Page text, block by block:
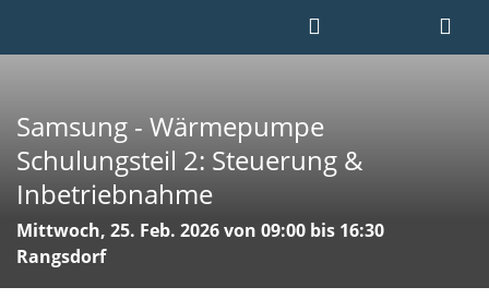
Samsung - Wärmepumpe
Schulungsteil 2: Steuerung &
Inbetriebnahme
Mittwoch, 25. Feb. 2026 von 09:00 bis 16:30
Rangsdorf